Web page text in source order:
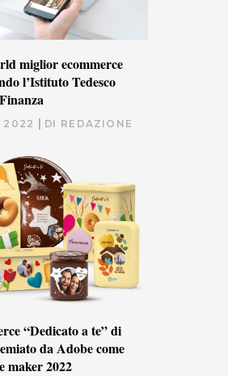
miglior ecommerce
l’Istituto Tedesco
2022 DI REDAZIONE
“Dedicato a te” di
da Adobe come
maker 2022